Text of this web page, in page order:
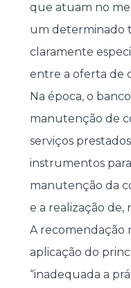
que atuam no
um determinado
claramente
entre a oferta de
Na época, o
manutenção de
serviços
instrumentos
manutenção da
e a realização de,
A recomendação
aplicação do
“inadequada a